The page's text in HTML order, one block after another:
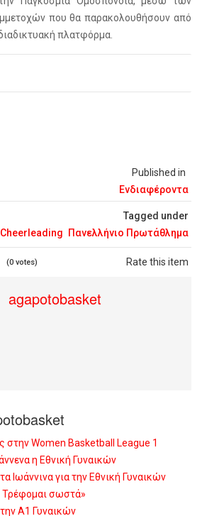
Published in
Ενδιαφέροντα
Tagged under
Cheerleading
Πανελλήνιο Πρωτάθλημα
Rate this item
(0 votes)
που θα παρακολουθήσουν από
πλατφόρμα.
agapotobasket
στην Women Basketball League 1
η Εθνική Γυναικών
Ιωάννινα για την Εθνική Γυναικών
Τρέφομαι σωστά»
Α1 Γυναικών